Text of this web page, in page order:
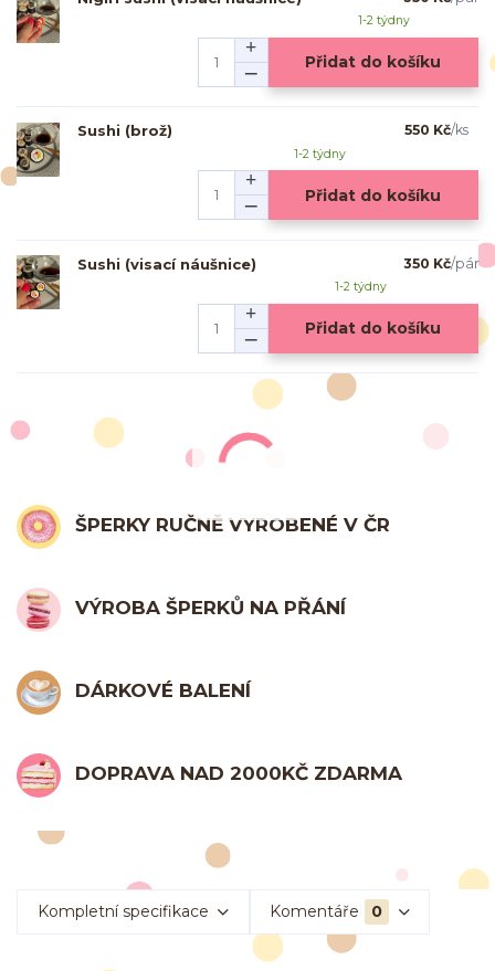
1-2 týdny
Přidat do košíku
Sushi (brož) 550 Kč/ks
1-2 týdny
Přidat do košíku
Sushi (visací náušnice) 350 Kč/pár
1-2 týdny
Přidat do košíku
ŠPERKY RUČNĚ VYROBENÉ V ČR
VÝROBA ŠPERKŮ NA PŘÁNÍ
DÁRKOVÉ BALENÍ
DOPRAVA NAD 2000KČ ZDARMA
Kompletní specifikace Komentáře 0